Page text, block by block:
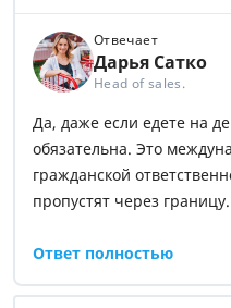
Отвечает
Дарья Сатко
Head of sales.
Да, даже если едете на
обязательна. Это
гражданской
пропустят через границу.
Для Польши нужен
срок - 15 дней. Также
Ответ полностью